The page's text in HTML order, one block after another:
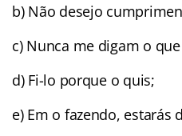
b) Não desejo
c) Nunca me digam o
d) Fi-lo porque o quis;
e) Em o fazendo, estarás